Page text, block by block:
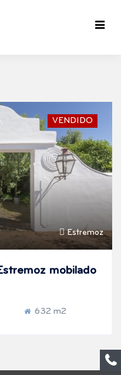
VENDIDO
Estremoz
mobilado
632 m2